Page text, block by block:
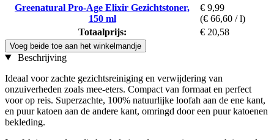
Greenatural Pro-Age Elixir Gezichtstoner,
150 ml
€ 9,99
(€ 66,60 / l)
Totaalprijs:
€ 20,58
Voeg beide toe aan het winkelmandje
Beschrijving
Ideaal voor zachte gezichtsreiniging en verwijdering van
onzuiverheden zoals mee-eters. Compact van formaat en perfect
voor op reis. Superzachte, 100% natuurlijke loofah aan de ene kant,
en puur katoen aan de andere kant, omringd door een puur katoenen
bekleding.